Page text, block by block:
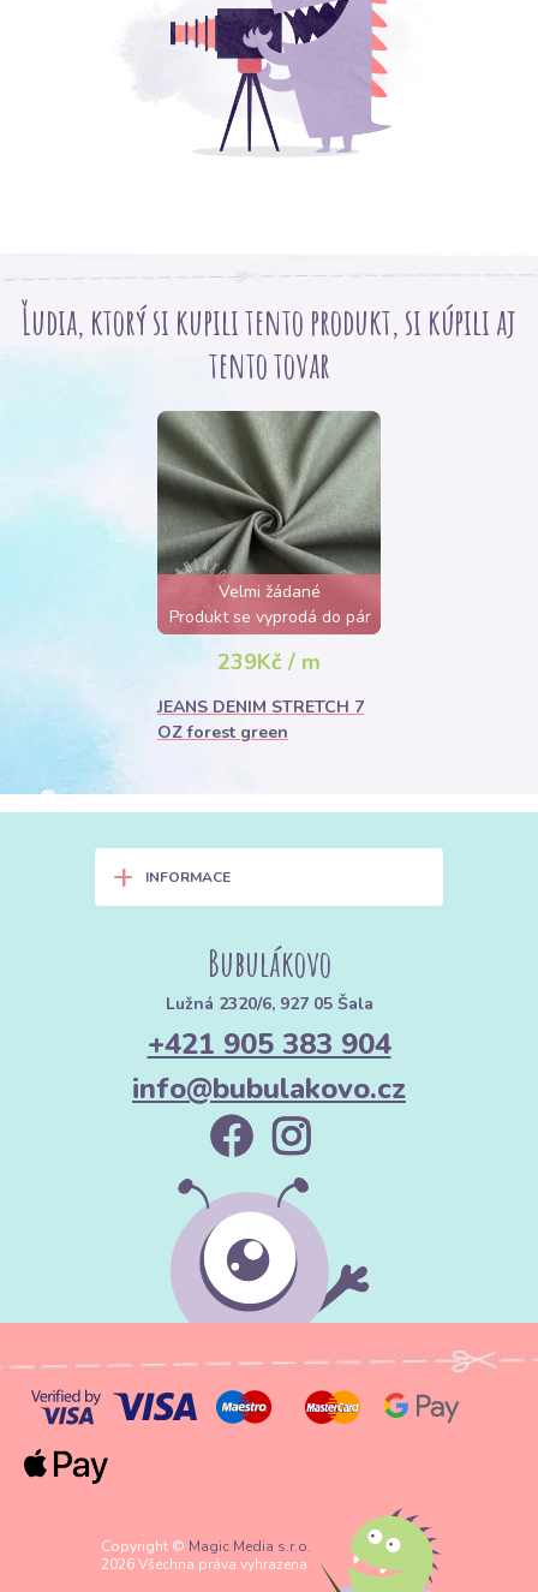
Ľudia, ktorý si kupili tento produkt, si kúpili aj
tento tovar
Velmi žádané
Produkt se vyprodá do pár
hodin
239Kč / m
JEANS DENIM STRETCH 7
OZ forest green
+ INFORMACE
Bubulákovo
Lužná 2320/6, 927 05 Šala
+421 905 383 904
info@bubulakovo.cz
Copyright © Magic Media s.r.o.
2026 Všechna práva vyhrazena